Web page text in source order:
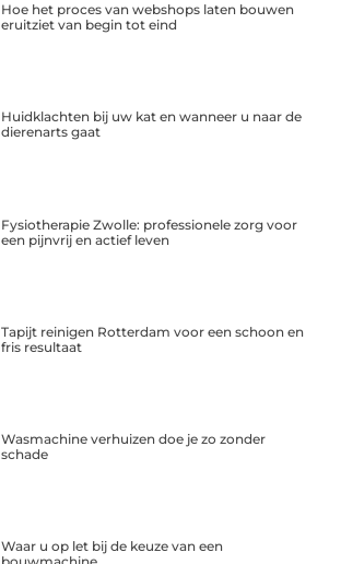
Hoe het proces van webshops laten bouwen
eruitziet van begin tot eind
Huidklachten bij uw kat en wanneer u naar de
dierenarts gaat
Fysiotherapie Zwolle: professionele zorg voor
een pijnvrij en actief leven
Tapijt reinigen Rotterdam voor een schoon en
fris resultaat
Wasmachine verhuizen doe je zo zonder
schade
Waar u op let bij de keuze van een